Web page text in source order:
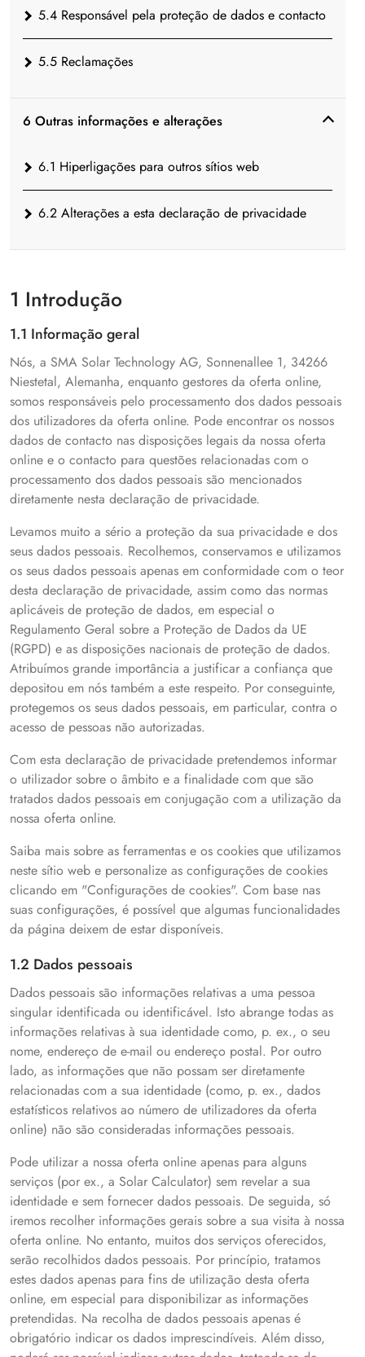
5.4 Responsável pela proteção de dados e contacto
5.5 Reclamações
6 Outras informações e alterações
6.1 Hiperligações para outros sítios web
6.2 Alterações a esta declaração de privacidade
1 Introdução
1.1 Informação geral
Nós, a SMA Solar Technology AG, Sonnenallee 1, 34266
Niestetal, Alemanha, enquanto gestores da oferta online,
somos responsáveis pelo processamento dos dados pessoais
dos utilizadores da oferta online. Pode encontrar os nossos
dados de contacto nas disposições legais da nossa oferta
online e o contacto para questões relacionadas com o
processamento dos dados pessoais são mencionados
diretamente nesta declaração de privacidade.
Levamos muito a sério a proteção da sua privacidade e dos
seus dados pessoais. Recolhemos, conservamos e utilizamos
os seus dados pessoais apenas em conformidade com o teor
desta declaração de privacidade, assim como das normas
aplicáveis de proteção de dados, em especial o
Regulamento Geral sobre a Proteção de Dados da UE
(RGPD) e as disposições nacionais de proteção de dados.
Atribuímos grande importância a justificar a confiança que
depositou em nós também a este respeito. Por conseguinte,
protegemos os seus dados pessoais, em particular, contra o
acesso de pessoas não autorizadas.
Com esta declaração de privacidade pretendemos informar
o utilizador sobre o âmbito e a finalidade com que são
tratados dados pessoais em conjugação com a utilização da
nossa oferta online.
Saiba mais sobre as ferramentas e os cookies que utilizamos
neste sítio web e personalize as configurações de cookies
clicando em "Configurações de cookies". Com base nas
suas configurações, é possível que algumas funcionalidades
da página deixem de estar disponíveis.
1.2 Dados pessoais
Dados pessoais são informações relativas a uma pessoa
singular identificada ou identificável. Isto abrange todas as
informações relativas à sua identidade como, p. ex., o seu
nome, endereço de e-mail ou endereço postal. Por outro
lado, as informações que não possam ser diretamente
relacionadas com a sua identidade (como, p. ex., dados
estatísticos relativos ao número de utilizadores da oferta
online) não são consideradas informações pessoais.
Pode utilizar a nossa oferta online apenas para alguns
serviços (por ex., a Solar Calculator) sem revelar a sua
identidade e sem fornecer dados pessoais. De seguida, só
iremos recolher informações gerais sobre a sua visita à nossa
oferta online. No entanto, muitos dos serviços oferecidos,
serão recolhidos dados pessoais. Por princípio, tratamos
estes dados apenas para fins de utilização desta oferta
online, em especial para disponibilizar as informações
pretendidas. Na recolha de dados pessoais apenas é
obrigatório indicar os dados imprescindíveis. Além disso,